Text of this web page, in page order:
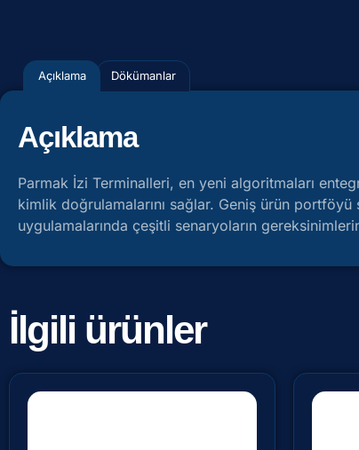
Açıklama Dökümanlar
Açıklama
Parmak İzi Terminalleri, en yeni algoritmaları
kimlik doğrulamalarını sağlar. Geniş ürün
uygulamalarında çeşitli senaryoların
İlgili ürünler